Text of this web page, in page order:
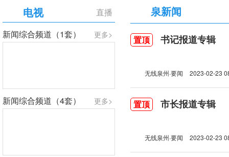
直播
电视
更多>
新闻综合频道（1套）
更多>
新闻综合频道（4套）
泉新闻
置顶 书记报道专辑
无线泉州·要闻 2023-02-23
置顶 市长报道专辑
无线泉州·要闻 2023-02-23